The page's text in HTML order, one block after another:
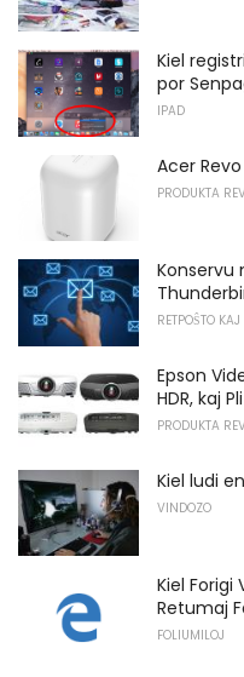
Kiel
por
IPAD
Acer
PRODUKTA
Konservu
RETPOŜTO
Epson
HDR, kaj Pli
PRODUKTA
Kiel ludi
VINDOZO
Kiel Forigi
Retumaj
FOLIUMILOJ